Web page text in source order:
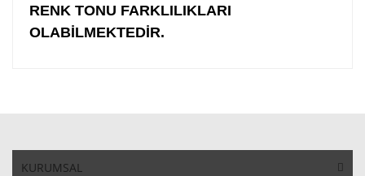
RENK TONU FARKLILIKLARI
OLABİLMEKTEDİR.
KURUMSAL